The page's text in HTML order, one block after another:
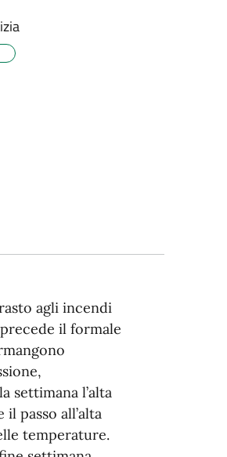
agli incendi
il formale
settimana l’alta
passo all’alta
temperature.